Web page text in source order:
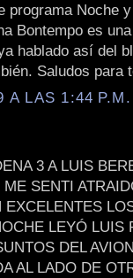
programa Noche
Bontempo es
hablado así del
Saludos para
A LAS 1:44 P.M.
3 A LUIS
SENTI
LEYÓ LUIS
DEL
AL LADO DE